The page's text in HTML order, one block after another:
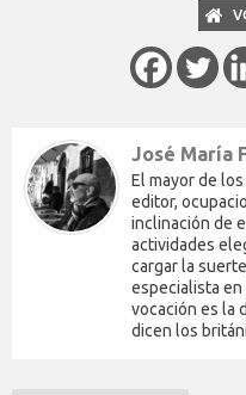
José María
El mayor de
editor,
inclinación de
actividades
cargar la
especialista en
vocación es la
dicen los